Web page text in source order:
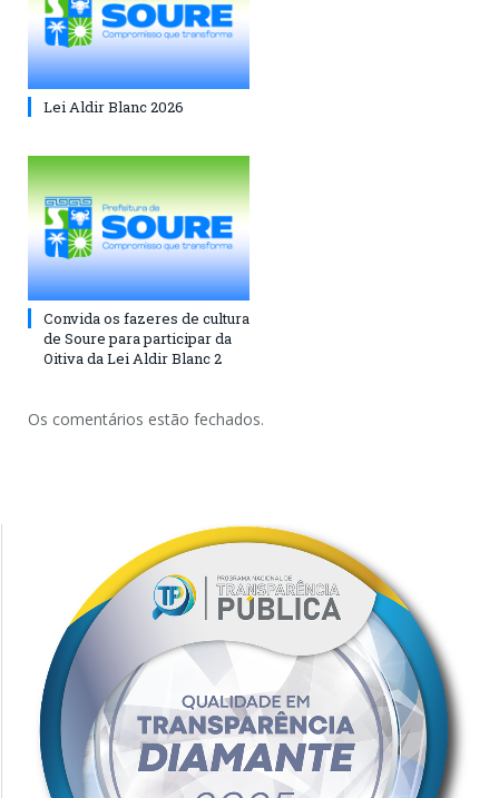
Lei Aldir Blanc 2026
Convida os fazeres de cultura
de Soure para participar da
Oitiva da Lei Aldir Blanc 2
Os comentários estão fechados.